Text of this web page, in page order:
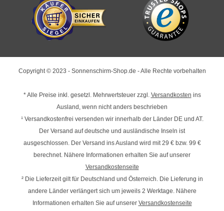
Copyright © 2023 - Sonnenschirm-Shop.de - Alle Rechte vorbehalten
* Alle Preise inkl. gesetzl. Mehrwertsteuer zzgl. Versandkosten ins
Ausland, wenn nicht anders beschrieben
¹ Versandkostenfrei versenden wir innerhalb der Länder DE und AT.
Der Versand auf deutsche und ausländische Inseln ist
ausgeschlossen. Der Versand ins Ausland wird mit29 € bzw. 99 €
berechnet. Nähere Informationen erhalten Sie auf unserer
Versandkostenseite
² Die Lieferzeit gilt für Deutschland und Österreich. Die Lieferung in
andere Länder verlängert sich um jeweils 2 Werktage. Nähere
Informationen erhalten Sie auf unserer Versandkostenseite